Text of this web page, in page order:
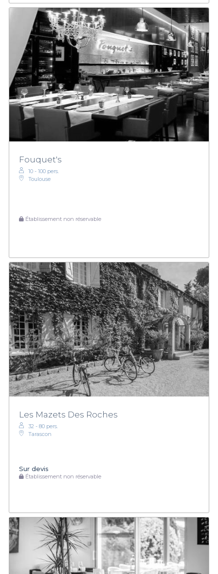
Fouquet's
10 - 100 pers.
Toulouse
Établissement non réservable
Les Mazets Des Roches
32 - 80 pers.
Tarascon
Sur devis
Établissement non réservable